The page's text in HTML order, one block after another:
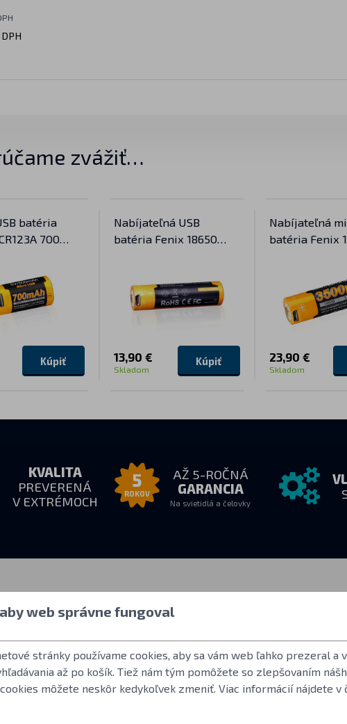
zvážiť…
batéria
700
Kúpiť
Nabíjateľná USB
batéria Fenix 18650
13,90 €
Skladom
Kúpiť
Nabíjateľná
batéria Fenix
23,90 €
Skladom
KVALITA
PREVERENÁ
V EXTRÉMOCH
5
ROKOV
AŽ 5-ROČNÁ
GARANCIA
Na svietidlá a čelovky
nás Všetko o nákupe
Obchodné podmienky
Vrátenie tovaru
Záručné podmienky Fenix
Reklamácie a servis
Často kladené
Norma ANSI FL 1-
LED použité vo
Referencie
web správne fungoval
stránky používame cookies, aby sa vám web ľahko prezeral a
až po košík. Tiež nám tým pomôžete so zlepšovaním
môžete neskôr kedykoľvek zmeniť. Viac informácií nájdete v